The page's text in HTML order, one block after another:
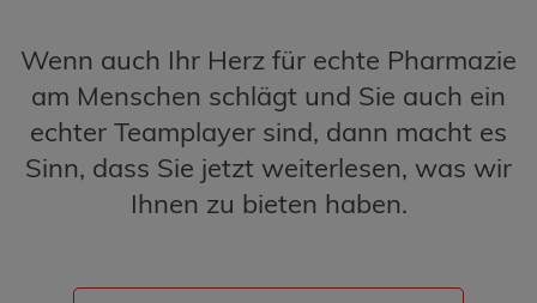
Wenn auch Ihr Herz für echte Pharmazie
am Menschen schlägt und Sie auch ein
echter Teamplayer sind, dann macht es
Sinn, dass Sie jetzt weiterlesen, was wir
Ihnen zu bieten haben.